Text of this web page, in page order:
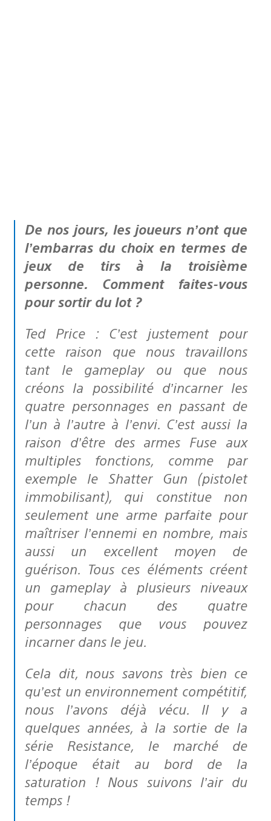
De nos jours, les joueurs n’ont que
l’embarras du choix en termes de
jeux de tirs à la troisième
personne. Comment faites-vous
pour sortir du lot ?
Ted Price : C’est justement pour
cette raison que nous travaillons
tant le gameplay ou que nous
créons la possibilité d’incarner les
quatre personnages en passant de
l’un à l’autre à l’envi. C’est aussi la
raison d’être des armes Fuse aux
multiples fonctions, comme par
exemple le Shatter Gun (pistolet
immobilisant), qui constitue non
seulement une arme parfaite pour
maîtriser l’ennemi en nombre, mais
aussi un excellent moyen de
guérison. Tous ces éléments créent
un gameplay à plusieurs niveaux
pour chacun des quatre
personnages que vous pouvez
incarner dans le jeu.
Cela dit, nous savons très bien ce
qu’est un environnement compétitif,
nous l’avons déjà vécu. Il y a
quelques années, à la sortie de la
série Resistance, le marché de
l’époque était au bord de la
saturation ! Nous suivons l’air du
temps !